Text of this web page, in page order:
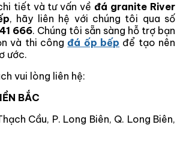
tiết và tư vấn vềđá granite River
, hãy liên hệ với chúng tôi qua số
666. Chúng tôi sẵn sàng hỗ trợ bạn
và thi côngđá ốp bếp để tạo nên
ước.
vui lòng liên hệ:
BẮC
Cầu, P. Long Biên, Q. Long Biên,